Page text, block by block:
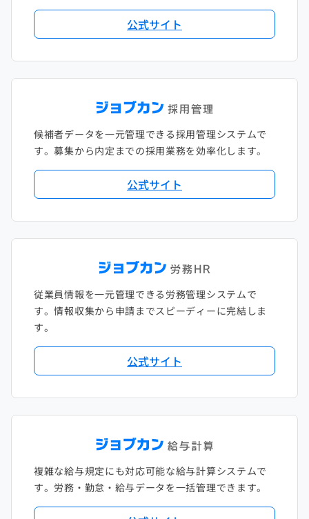
公式サイト
候補者データを一元管理できる採用管理システムで
す。募集から内定までの採用業務を効率化します。
公式サイト
従業員情報を一元管理できる労務管理システムで
す。情報収集から申請までスピーディーに完結しま
す。
公式サイト
複雑な給与規定にも対応可能な給与計算システムで
す。労務・勤怠・給与データを一括管理できます。